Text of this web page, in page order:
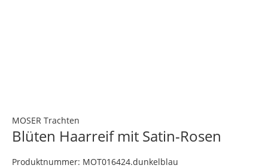
MOSER Trachten
Blüten Haarreif mit Satin-Rosen
Produktnummer: MOT016424.dunkelblau